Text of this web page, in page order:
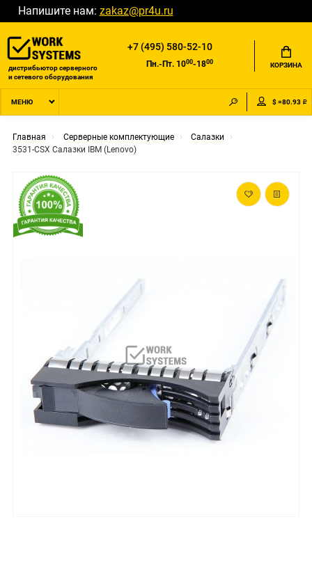
Напишите нам: zakaz@pr4u.ru
дистрибьютор серверного
и сетевого оборудования
+7 (495) 580-52-10
Пн.-Пт. 1000-1800 КОРЗИНА
МЕНЮ $ =80.93 ₽
Главная Серверные комплектующие
Салазки
3531-CSX Салазки IBM (Lenovo)